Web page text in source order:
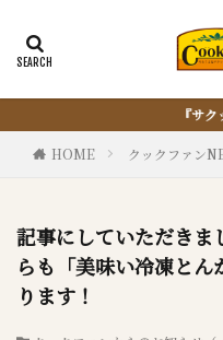
つ』は、仕込まない・揚げない
HOME クックファン
記事にしていただきま
らも「美味い冷凍と
ります！